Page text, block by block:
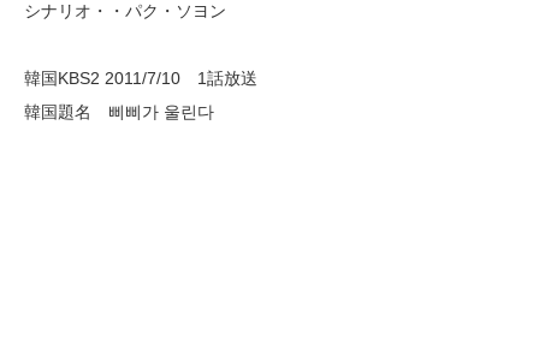
シナリオ・・パク・ソヨン
韓国KBS2 2011/7/10 1話放送
韓国題名 삐삐가 울린다